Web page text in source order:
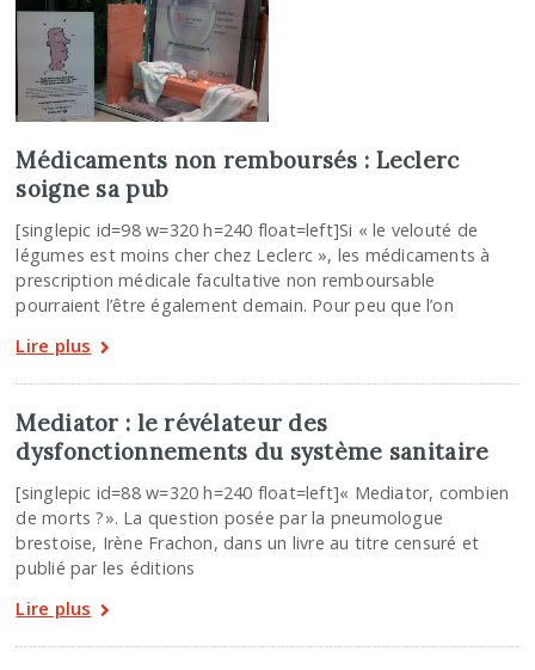
Médicaments non remboursés : Leclerc
soigne sa pub
[singlepic id=98 w=320 h=240 float=left]Si « le velouté de
légumes est moins cher chez Leclerc », les médicaments à
prescription médicale facultative non remboursable
pourraient l’être également demain. Pour peu que l’on
Lire plus
Mediator : le révélateur des
dysfonctionnements du système sanitaire
[singlepic id=88 w=320 h=240 float=left]« Mediator, combien
de morts ?». La question posée par la pneumologue
brestoise, Irène Frachon, dans un livre au titre censuré et
publié par les éditions
Lire plus